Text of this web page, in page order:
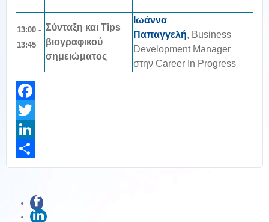
13:00 -
13:45
Σύνταξη και Tips
βιογραφικού
σημειώματος
Ιωάννα
Παπαγγελή, Business
Development Manager
στην Career In Progress
Facebook
Twitter
LinkedIn
Share